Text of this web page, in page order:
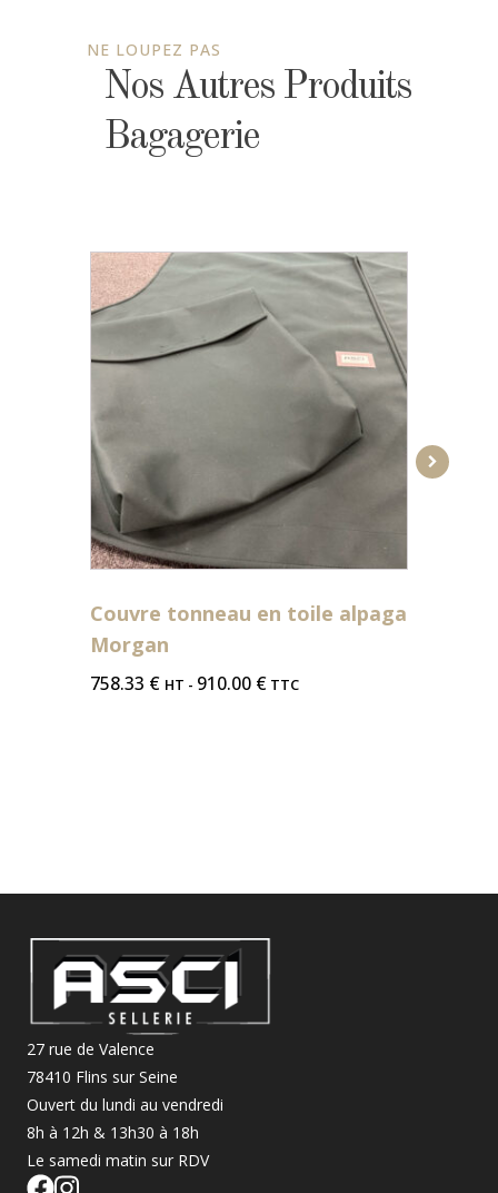
NE LOUPEZ PAS
Nos Autres Produits
Bagagerie
Couvre tonneau en toile alpaga
Morgan
758.33 € HT - 910.00 € TTC
27 rue de Valence
78410 Flins sur Seine
Ouvert du lundi au vendredi
8h à 12h & 13h30 à 18h
Le samedi matin sur RDV